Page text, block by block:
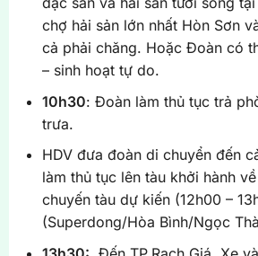
chợ hải sản lớn nhất Hòn Sơn
cả phải chăng. Hoặc Đoàn có
– sinh hoạt tự do.
10h30: Đoàn làm thủ tục trả
trưa.
HDV đưa đoàn di chuyển đến
làm thủ tục lên tàu khởi hành
chuyến tàu dự kiến (12h00 –
(Superdong/Hòa Bình/Ngọc